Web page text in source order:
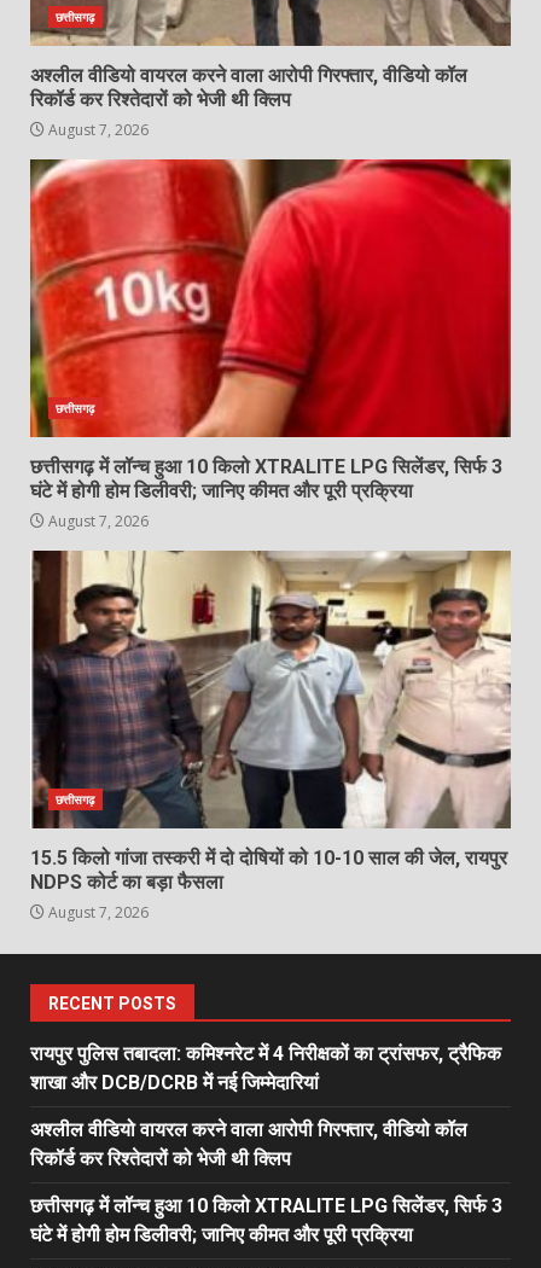
छत्तीसगढ़
अश्लील वीडियो वायरल करने वाला आरोपी गिरफ्तार, वीडियो कॉल
रिकॉर्ड कर रिश्तेदारों को भेजी थी क्लिप
August 7, 2026
छत्तीसगढ़
छत्तीसगढ़ में लॉन्च हुआ 10 किलो XTRALITE LPG सिलेंडर, सिर्फ 3
घंटे में होगी होम डिलीवरी; जानिए कीमत और पूरी प्रक्रिया
August 7, 2026
छत्तीसगढ़
15.5 किलो गांजा तस्करी में दो दोषियों को 10-10 साल की जेल, रायपुर
NDPS कोर्ट का बड़ा फैसला
August 7, 2026
RECENT POSTS
रायपुर पुलिस तबादला: कमिश्नरेट में 4 निरीक्षकों का ट्रांसफर, ट्रैफिक
शाखा और DCB/DCRB में नई जिम्मेदारियां
अश्लील वीडियो वायरल करने वाला आरोपी गिरफ्तार, वीडियो कॉल
रिकॉर्ड कर रिश्तेदारों को भेजी थी क्लिप
छत्तीसगढ़ में लॉन्च हुआ 10 किलो XTRALITE LPG सिलेंडर, सिर्फ 3
घंटे में होगी होम डिलीवरी; जानिए कीमत और पूरी प्रक्रिया